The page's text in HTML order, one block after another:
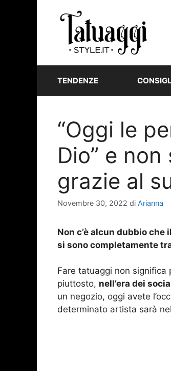
TENDENZE
“Oggi le
Dio” e
grazie al
Novembre 30, 2022 di Arianna
Non c’è alcun dubbio
si sono completamente
Fare tatuaggi non
piuttosto, nell’era dei
un negozio, oggi avete
determinato artista sarà